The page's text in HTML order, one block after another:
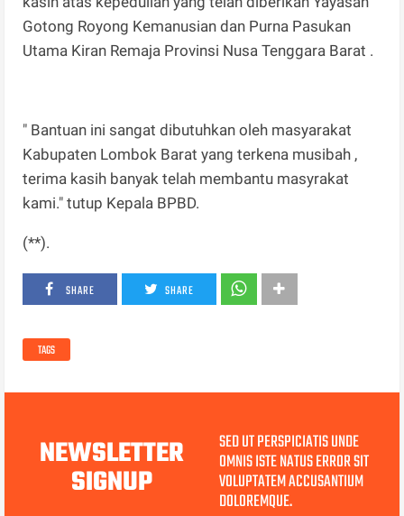
Gotong Royong Kemanusian dan Purna Pasukan
Utama Kiran Remaja Provinsi Nusa Tenggara Barat .
" Bantuan ini sangat dibutuhkan oleh masyarakat
Kabupaten Lombok Barat yang terkena musibah ,
terima kasih banyak telah membantu masyrakat
kami." tutup Kepala BPBD.
(**).
SHARE SHARE
TAGS
NEWSLETTER
SIGNUP
SED UT PERSPICIATIS UNDE
OMNIS ISTE NATUS ERROR SIT
VOLUPTATEM ACCUSANTIUM
DOLOREMQUE.